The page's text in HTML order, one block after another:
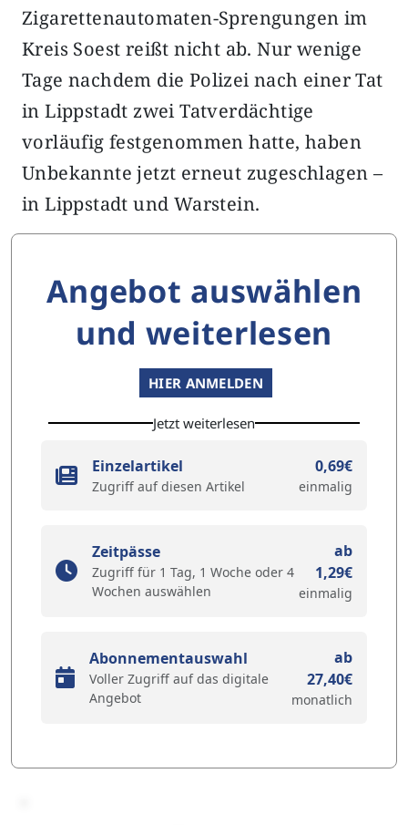
Zigarettenautomaten-Sprengungen im
Kreis Soest reißt nicht ab. Nur wenige
Tage nachdem die Polizei nach einer Tat
in Lippstadt zwei Tatverdächtige
vorläufig festgenommen hatte, haben
Unbekannte jetzt erneut zugeschlagen –
in Lippstadt und Warstein.
Angebot auswählen
und weiterlesen
HIER ANMELDEN
Jetzt weiterlesen
Einzelartikel
Zugriff auf diesen Artikel
0,69€
einmalig
Zeitpässe
Zugriff für 1 Tag, 1 Woche oder 4
Wochen auswählen
ab
1,29€
einmalig
Abonnementauswahl
Voller Zugriff auf das digitale
Angebot
ab
27,40€
monatlich